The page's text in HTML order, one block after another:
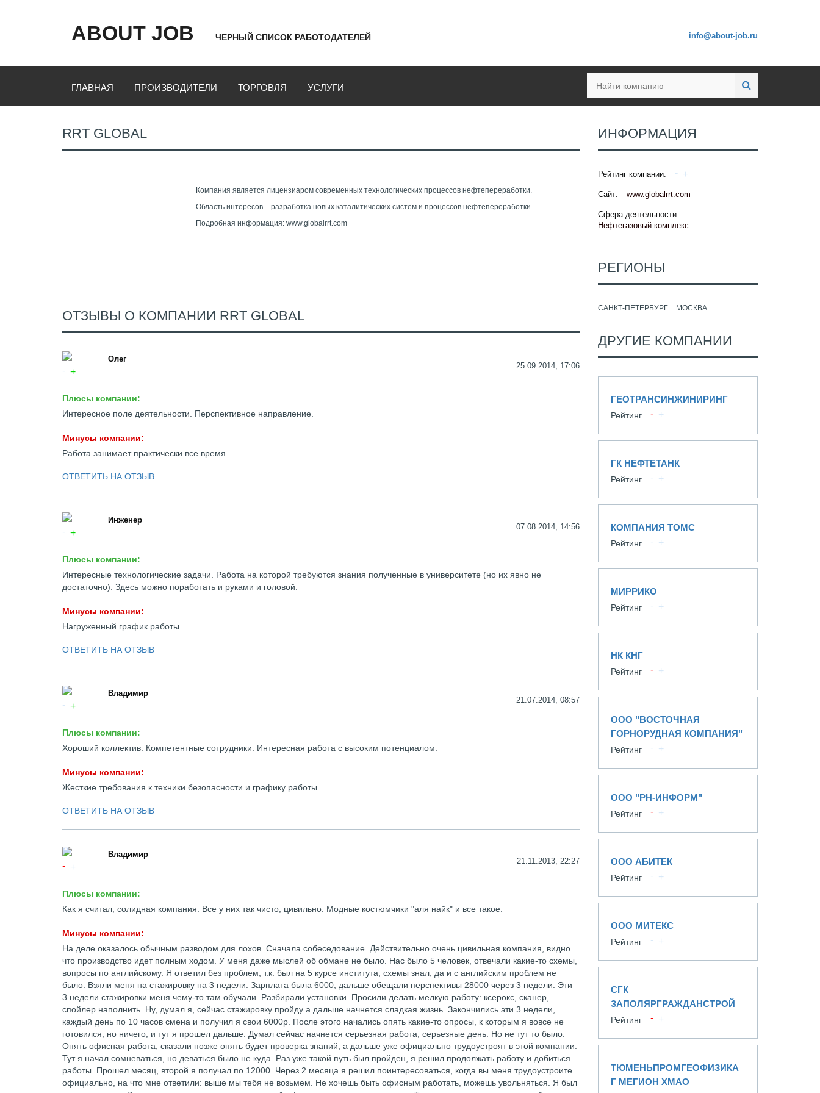
ABOUT JOB ЧЕРНЫЙ СПИСОК РАБОТОДАТЕЛЕЙ info@about-job.ru
ГЛАВНАЯ ПРОИЗВОДИТЕЛИ ТОРГОВЛЯ УСЛУГИ
RRT GLOBAL
Компания является лицензиаром современных технологических процессов нефтепереработки.
Область интересов - разработка новых каталитических систем и процессов нефтепереработки.
Подробная информация: www.globalrrt.com
ОТЗЫВЫ О КОМПАНИИ RRT GLOBAL
Олег
25.09.2014, 17:06
Плюсы компании:
Интересное поле деятельности. Перспективное направление.
Минусы компании:
Работа занимает практически все время.
ОТВЕТИТЬ НА ОТЗЫВ
Инженер
07.08.2014, 14:56
Плюсы компании:
Интересные технологические задачи. Работа на которой требуются знания полученные в университете (но их явно не
достаточно). Здесь можно поработать и руками и головой.
Минусы компании:
Нагруженный график работы.
ОТВЕТИТЬ НА ОТЗЫВ
Владимир
21.07.2014, 08:57
Плюсы компании:
Хороший коллектив. Компетентные сотрудники. Интересная работа с высоким потенциалом.
Минусы компании:
Жесткие требования к техники безопасности и графику работы.
ОТВЕТИТЬ НА ОТЗЫВ
Владимир
21.11.2013, 22:27
Плюсы компании:
Как я считал, солидная компания. Все у них так чисто, цивильно. Модные костюмчики "аля найк" и все такое.
Минусы компании:
На деле оказалось обычным разводом для лохов. Сначала собеседование. Действительно очень цивильная компания, видно
что производство идет полным ходом. У меня даже мыслей об обмане не было. Нас было 5 человек, отвечали какие-то схемы,
вопросы по английскому. Я ответил без проблем, т.к. был на 5 курсе института, схемы знал, да и с английским проблем не
было. Взяли меня на стажировку на 3 недели. Зарплата была 6000, дальше обещали перспективы 28000 через 3 недели. Эти
3 недели стажировки меня чему-то там обучали. Разбирали установки. Просили делать мелкую работу: ксерокс, сканер,
спойлер наполнить. Ну, думал я, сейчас стажировку пройду а дальше начнется сладкая жизнь. Закончились эти 3 недели,
каждый день по 10 часов смена и получил я свои 6000р. После этого начались опять какие-то опросы, к которым я вовсе не
готовился, но ничего, и тут я прошел дальше. Думал сейчас начнется серьезная работа, серьезные день. Но не тут то было.
Опять офисная работа, сказали позже опять будет проверка знаний, а дальше уже официально трудоустроят в этой компании.
Тут я начал сомневаться, но деваться было не куда. Раз уже такой путь был пройден, я решил продолжать работу и добиться
работы. Прошел месяц, второй я получал по 12000. Через 2 месяца я решил поинтересоваться, когда вы меня трудоустроите
официально, на что мне ответили: выше мы тебя не возьмем. Не хочешь быть офисным работать, можешь увольняться. Я был
ИНФОРМАЦИЯ
Рейтинг компании:
Сайт: www.globalrrt.com
Сфера деятельности:
Нефтегазовый комплекс.
РЕГИОНЫ
САНКТ-ПЕТЕРБУРГ МОСКВА
ДРУГИЕ КОМПАНИИ
ГЕОТРАНСИНЖИНИРИНГ
Рейтинг
ГК НЕФТЕТАНК
Рейтинг
КОМПАНИЯ ТОМС
Рейтинг
МИРРИКО
Рейтинг
НК КНГ
Рейтинг
ООО "ВОСТОЧНАЯ
ГОРНОРУДНАЯ КОМПАНИЯ"
Рейтинг
ООО "РН-ИНФОРМ"
Рейтинг
ООО АБИТЕК
Рейтинг
ООО МИТЕКС
Рейтинг
СГК
ЗАПОЛЯРГРАЖДАНСТРОЙ
Рейтинг
ТЮМЕНЬПРОМГЕОФИЗИКА
Г МЕГИОН ХМАО